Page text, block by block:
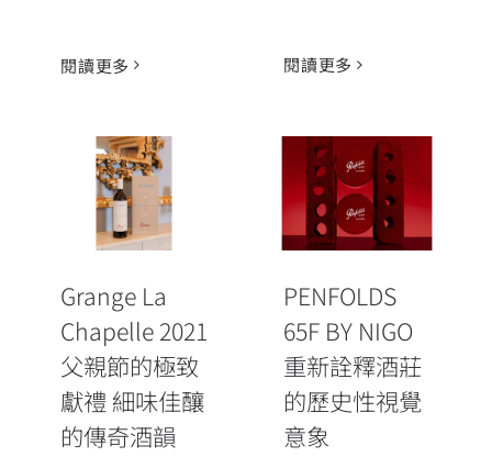
閱讀更多 閱讀更多
Grange La
Chapelle
2021 父親節的
極致獻禮 細味
韻
Grange La
Chapelle 2021
父親節的極致
獻禮 細味佳釀
的傳奇酒韻
PENFOLDS
65F BY NIGO
重新詮釋酒莊
的歷史性視覺
意象
PENFOLDS
65F BY NIGO
重新詮釋酒莊
的歷史性視覺
意象